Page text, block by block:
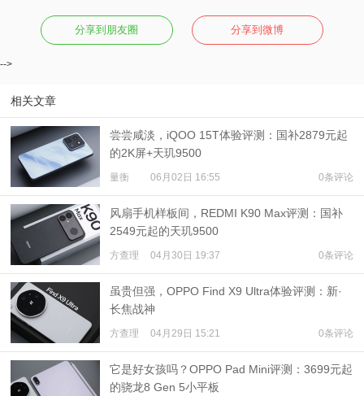
分享到朋友圈 分享到微博
-->
相关文章
尝尝咸淡，iQOO 15T体验评测：国补2879元起
的2K屏+天玑9500
量衡 06月02日 16:55 0条评论
风扇手机样板间，REDMI K90 Max评测：国补
2549元起的天玑9500
方查理 04月30日 19:37 0条评论
虽贵但强，OPPO Find X9 Ultra体验评测：新·
长焦战神
方查理 04月29日 15:21 0条评论
它是好女孩吗？OPPO Pad Mini评测：3699元起
的骁龙8 Gen 5小平板